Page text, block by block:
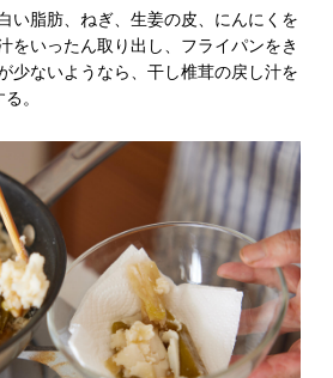
い脂肪、ねぎ、生姜の皮、にんにくを
をいったん取り出し、フライパンをき
少ないようなら、干し椎茸の戻し汁を
。